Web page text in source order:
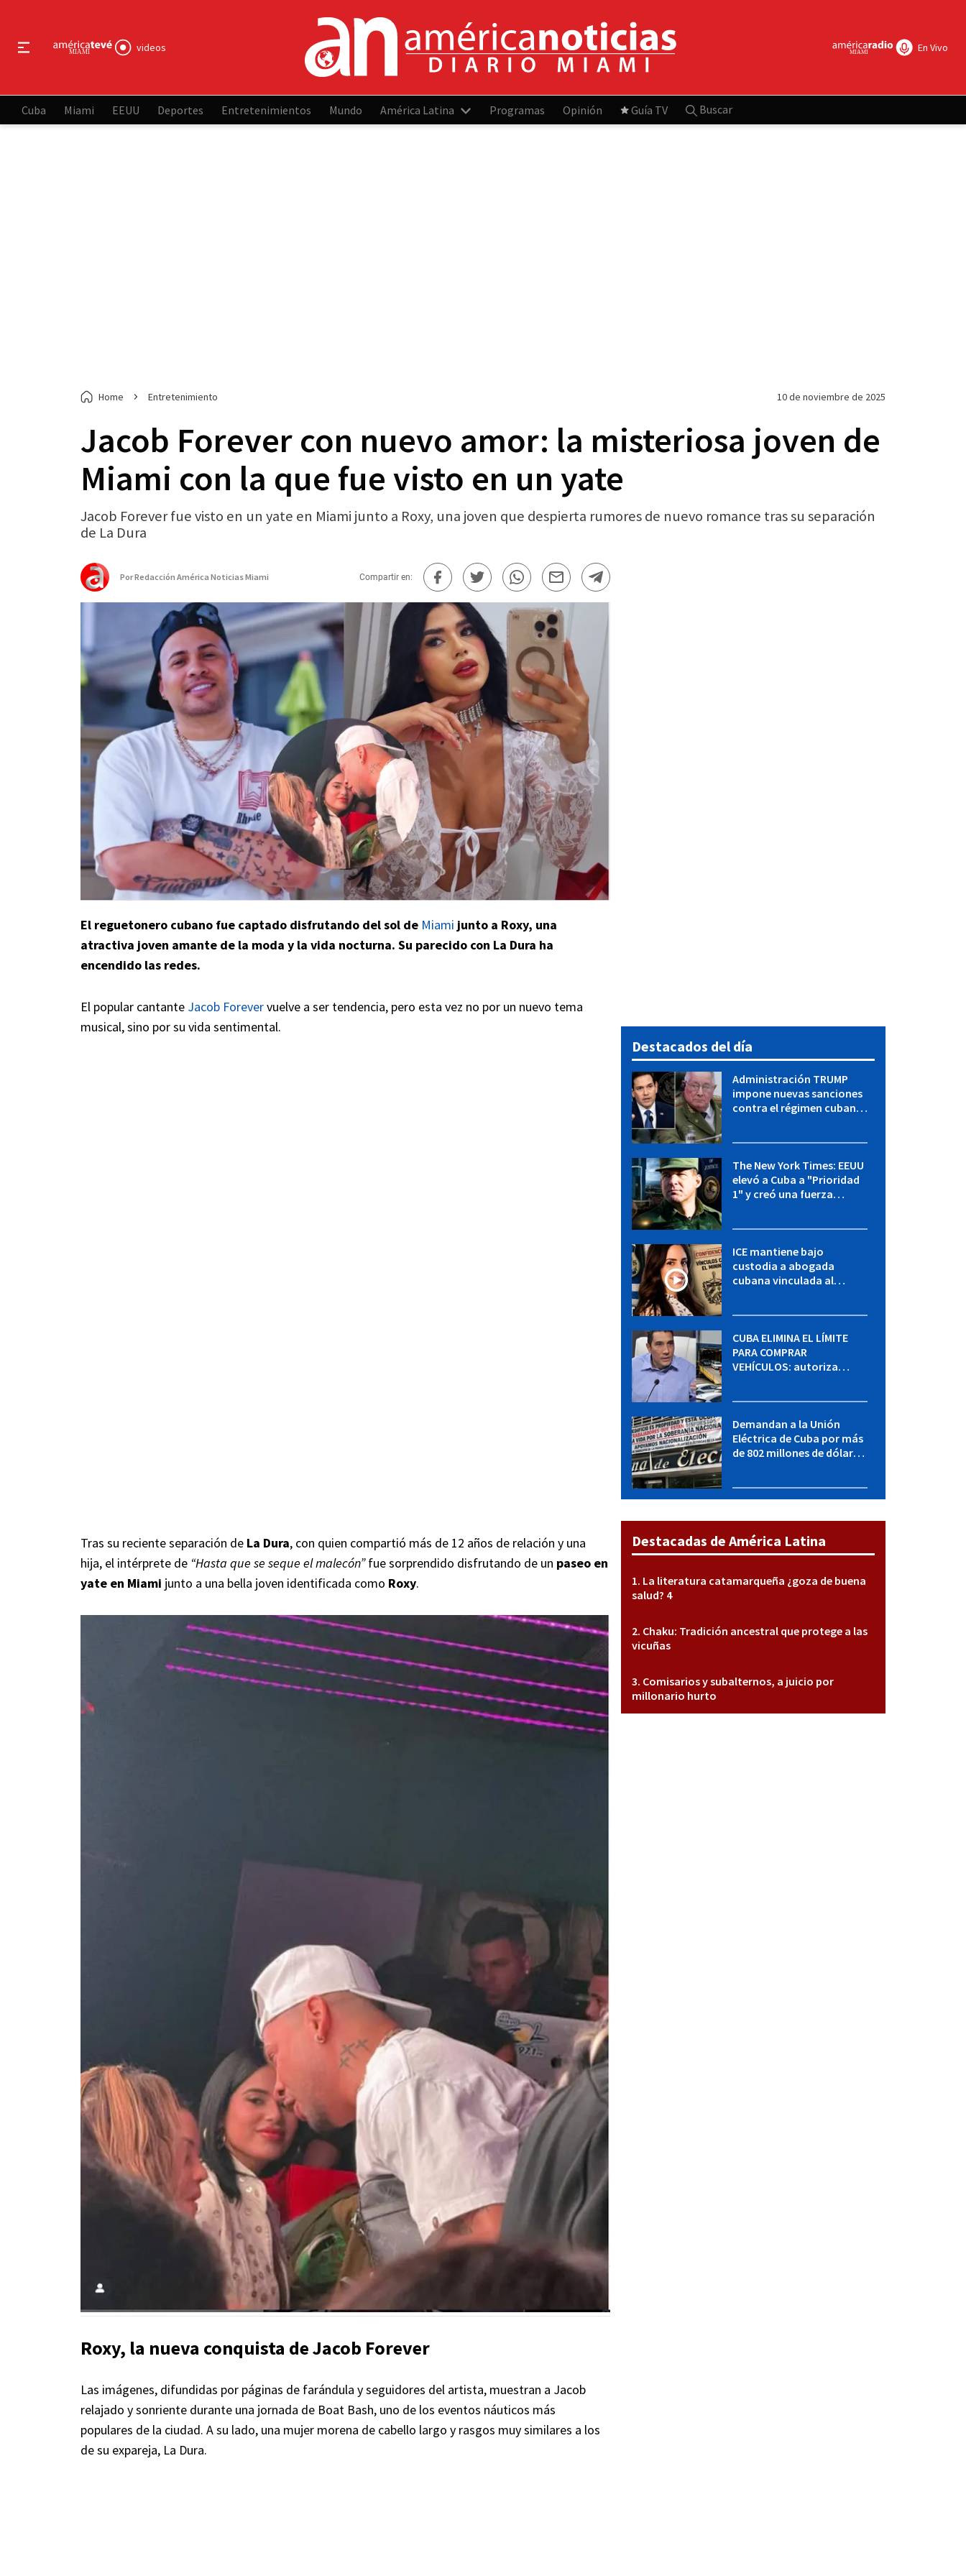
videos En Vivo
Cuba Miami EEUU Deportes Entretenimientos Mundo América Latina Programas Opinión Guía TV Buscar
Home Entretenimiento 10 de noviembre de 2025
Jacob Forever con nuevo amor: la misteriosa joven de
Miami con la que fue visto en un yate
Jacob Forever fue visto en un yate en Miami junto a Roxy, una joven que despierta rumores de nuevo romance tras su separación
de La Dura
PorRedacción América Noticias Miami Compartir en:
El reguetonero cubano fue captado disfrutando del sol de Miami junto a Roxy, una
atractiva joven amante de la moda y la vida nocturna. Su parecido con La Dura ha
encendido las redes.
El popular cantante Jacob Forevervuelve a ser tendencia, pero esta vez no por un nuevo tema
musical, sino por su vida sentimental.
Tras su reciente separación de La Dura, con quien compartió más de 12 años de relación y una
hija, el intérprete de “Hasta que se seque el malecón”fue sorprendido disfrutando de un paseo en
yate en Miami junto a una bella joven identificada como Roxy.
Roxy, la nueva conquista de Jacob Forever
Las imágenes, difundidas por páginas de farándula y seguidores del artista, muestran a Jacob
relajado y sonriente durante una jornada de Boat Bash, uno de los eventos náuticos más
populares de la ciudad. A su lado, una mujer morena de cabello largo y rasgos muy similares a los
de su expareja, La Dura.
Destacados del día
Administración TRUMP
impone nuevas sanciones
contra el régimen cubano:
The New York Times: EEUU
elevó a Cuba a "Prioridad
1" y creó una fuerza
ICE mantiene bajo
custodia a abogada
cubana vinculada al
CUBA ELIMINA EL LÍMITE
PARA COMPRAR
VEHÍCULOS: autoriza
Demandan a la Unión
Eléctrica de Cuba por más
de 802 millones de dólares
Destacadas de América Latina
La literatura catamarqueña ¿goza de buena
salud? 4
Chaku: Tradición ancestral que protege a las
vicuñas
Comisarios y subalternos, a juicio por
millonario hurto